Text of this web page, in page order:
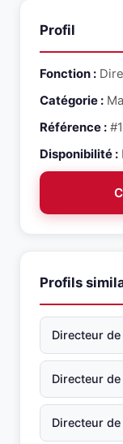
Profil
Fonction :
Catégorie :
Référence :
Disponibilité :
Profils
Directeur
Directeur
Directeur